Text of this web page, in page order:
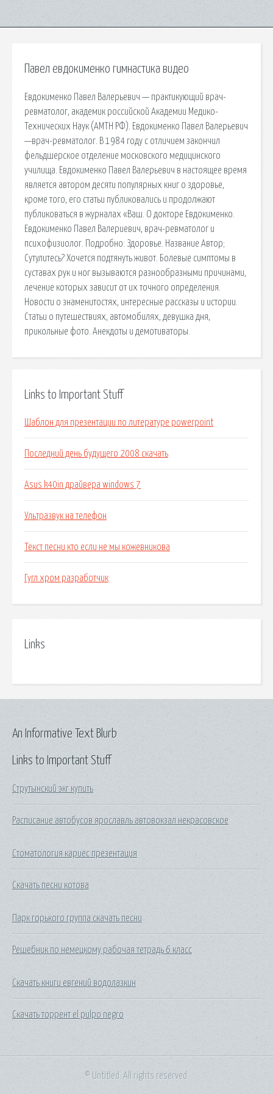
Павел евдокименко гимнастика видео
Евдокименко Павел Валерьевич — практикующий врач-
ревматолог, академик российской Академии Медико-
Технических Наук (АМТН РФ). Евдокименко Павел Валерьевич
—врач-ревматолог. В 1984 году с отличием закончил
фельдшерское отделение московского медицинского
училища. Евдокименко Павел Валерьевич в настоящее время
является автором десяти популярных книг о здоровье,
кроме того, его статьи публиковались и продолжают
публиковаться в журналах «Ваш. О докторе Евдокименко.
Евдокименко Павел Валериевич, врач-ревматолог и
психофизиолог. Подробно: Здоровье. Название Автор;
Сутулитесь? Хочется подтянуть живот. Болевые симптомы в
суставах рук и ног вызываются разнообразными причинами,
лечение которых зависит от их точного определения.
Новости о знаменитостях, интересные рассказы и истории.
Статьи о путешествиях, автомобилях, девушка дня,
прикольные фото. Анекдоты и демотиваторы.
Links to Important Stuff
Шаблон для презентации по литературе powerpoint
Последний день будущего 2008 скачать
Asus k40in драйвера windows 7
Ультразвук на телефон
Текст песни кто если не мы кожевникова
Гугл хром разработчик
Links
Links to Important Stuff
Струтынский экг купить
Расписание автобусов ярославль автовокзал некрасовское
Стоматология кариес презентация
Скачать песни котова
Парк горького группа скачать песни
Решебник по немецкому рабочая тетрадь 6 класс
Скачать книги евгений водолазкин
Скачать торрент el pulpo negro
An Informative Text Blurb
© Untitled. All rights reserved.